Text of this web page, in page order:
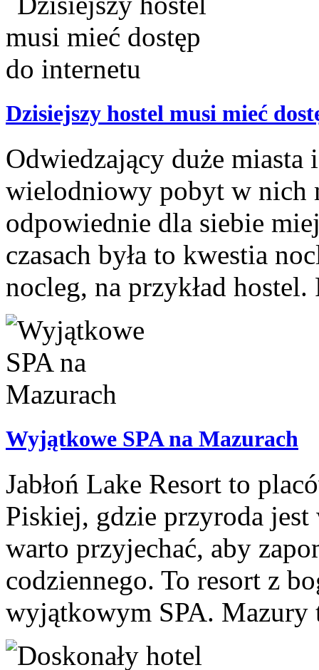
Dzisiejszy hostel musi mieć
Odwiedzający duże
wielodniowy pobyt w nich
odpowiednie dla siebie
czasach była to kwestia
nocleg, na przykład
Wyjątkowe SPA na Mazurach
Jabłoń Lake Resort to
Piskiej, gdzie przyroda
warto przyjechać, aby
codziennego. To resort z
wyjątkowym SPA. Mazury